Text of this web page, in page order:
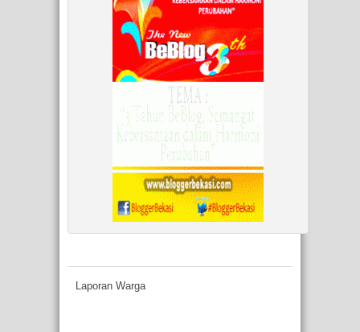
Laporan Warga